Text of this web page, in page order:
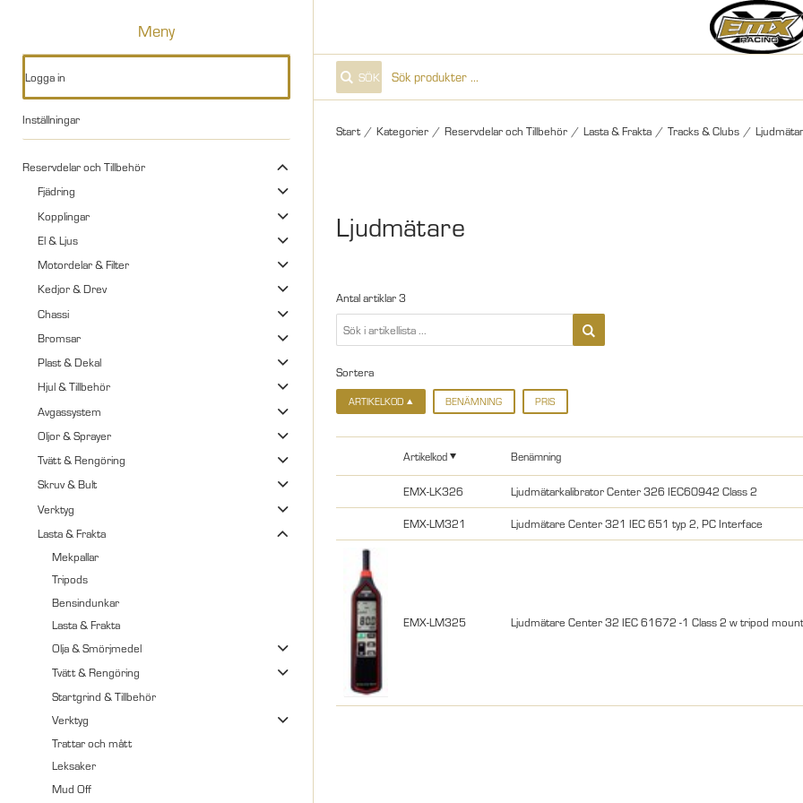
Meny
Logga in
Inställningar
Reservdelar och Tillbehör
Fjädring
Kopplingar
El & Ljus
Motordelar & Filter
Kedjor & Drev
Chassi
Bromsar
Plast & Dekal
Hjul & Tillbehör
Avgassystem
Oljor & Sprayer
Tvätt & Rengöring
Skruv & Bult
Verktyg
Lasta & Frakta
Mekpallar
Tripods
Bensindunkar
Lasta & Frakta
Olja & Smörjmedel
Tvätt & Rengöring
Startgrind & Tillbehör
Verktyg
Trattar och mått
Leksaker
Mud Off
SÖK
Start / Kategorier / Reservdelar och Tillbehör / Lasta & Frakta / Tracks & Clubs /
Ljudmätare
Antal artiklar3
Sortera
ARTIKELKOD BENÄMNING PRIS
Artikelkod Benämning
EMX-LK326 Ljudmätarkalibrator Center 326 IEC60942 Class 2
EMX-LM321 Ljudmätare Center 321 IEC 651 typ 2, PC Interface
EMX-LM325 Ljudmätare Center 32 IEC 61672 -1 Class 2 w tripod